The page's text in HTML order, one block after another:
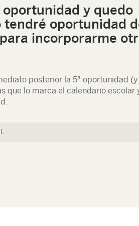
y quedo
tendré oportunidad
incorporarme
posterior la 5ª oportunidad
que lo marca el calendario escolar